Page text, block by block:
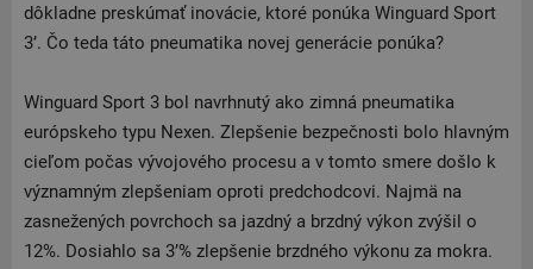
dôkladne preskúmať inovácie, ktoré ponúka Winguard Sport
3’. Čo teda táto pneumatika novej generácie ponúka?
Winguard Sport 3 bol navrhnutý ako zimná pneumatika
európskeho typu Nexen. Zlepšenie bezpečnosti bolo hlavným
cieľom počas vývojového procesu a v tomto smere došlo k
významným zlepšeniam oproti predchodcovi. Najmä na
zasnežených povrchoch sa jazdný a brzdný výkon zvýšil o
12%. Dosiahlo sa 3’% zlepšenie brzdného výkonu za mokra.